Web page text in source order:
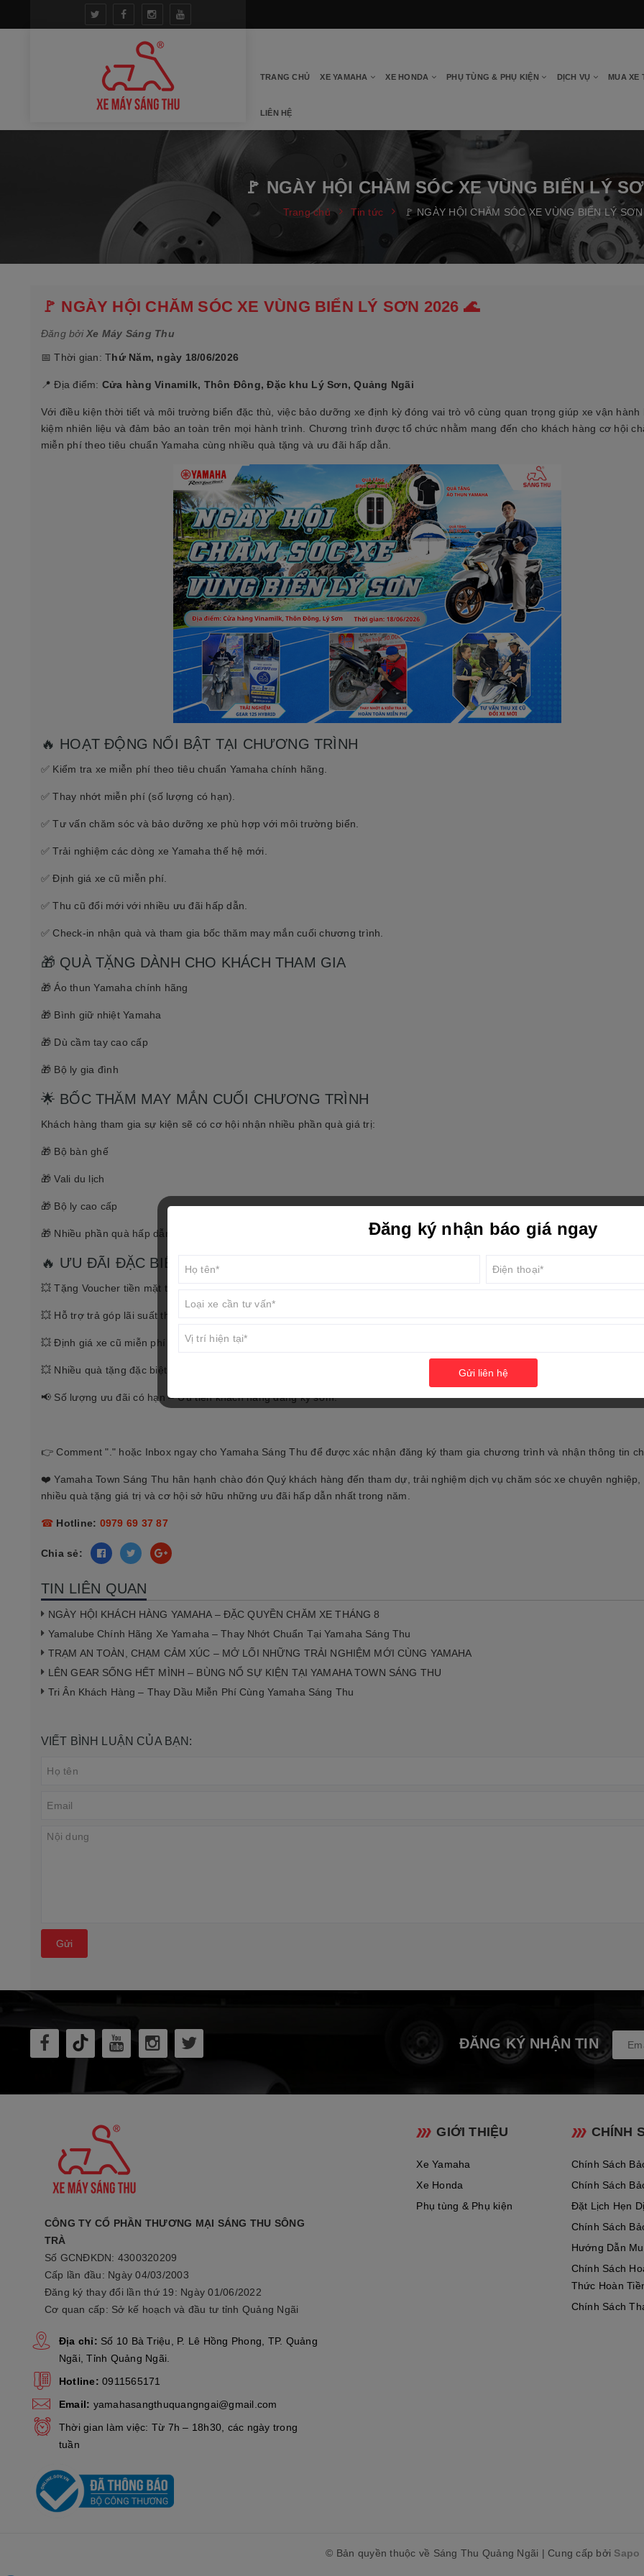
TRANG CHỦ XE YAMAHA XE HONDA PHỤ TÙNG & PHỤ KIỆN DỊCH VỤ MUA XE
LIÊN HỆ
🚩 NGÀY HỘI CHĂM SÓC XE VÙNG BIỂN LÝ
Trang chủ Tin tức 🚩 NGÀY HỘI CHĂM SÓC XE VÙNG BIỂN LÝ
🚩 NGÀY HỘI CHĂM SÓC XE VÙNG BIỂN LÝ SƠN 2026 🌊
Đăng bởiXe Máy Sáng Thu
📅 Thời gian: Thứ Năm, ngày 18/06/2026
📍 Địa điểm: Cửa hàng Vinamilk, Thôn Đông, Đặc khu Lý Sơn, Quảng Ngãi
Với điều kiện thời tiết và môi trường biển đặc thù, việc bảo dưỡng xe định kỳ đóng vai trò vô cùng quan trọng giúp xe vận hành
kiệm nhiên liệu và đảm bảo an toàn trên mọi hành trình. Chương trình được tổ chức nhằm mang đến cho khách hàng cơ hội
miễn phí theo tiêu chuẩn Yamaha cùng nhiều quà tặng và ưu đãi hấp dẫn.
🔥 HOẠT ĐỘNG NỔI BẬT TẠI CHƯƠNG TRÌNH
✅ Kiểm tra xe miễn phí theo tiêu chuẩn Yamaha chính hãng.
✅ Thay nhớt miễn phí (số lượng có hạn).
✅ Tư vấn chăm sóc và bảo dưỡng xe phù hợp với môi trường biển.
✅ Trải nghiệm các dòng xe Yamaha thế hệ mới.
✅ Định giá xe cũ miễn phí.
✅ Thu cũ đổi mới với nhiều ưu đãi hấp dẫn.
✅ Check-in nhận quà và tham gia bốc thăm may mắn cuối chương trình.
🎁 QUÀ TẶNG DÀNH CHO KHÁCH THAM GIA
🎁 Áo thun Yamaha chính hãng
🎁 Bình giữ nhiệt Yamaha
🎁 Dù cầm tay cao cấp
🎁 Bộ ly gia đình
🌟 BỐC THĂM MAY MẮN CUỐI CHƯƠNG TRÌNH
Khách hàng tham gia sự kiện sẽ có cơ hội nhận nhiều phần quà giá trị:
🎁 Bộ bàn ghế
🎁 Vali du lịch
🎁 Bộ ly cao cấp
🎁 Nhiều phần quà hấp dẫn khác
🔥 ƯU ĐÃI ĐẶC BIỆT DUY NHẤT NGÀY 18/06/2026
💥 Tặng Voucher tiền mặt trị giá lên đến
💥 Hỗ trợ trả góp lãi suất thấp.
💥 Định giá xe cũ miễn phí – Thu cũ đổi mới nhanh chóng.
💥 Nhiều quà tặng đặc biệt dành riêng cho khách hàng mua xe trong ngày hội.
📢 Số lượng ưu đãi có hạn – Ưu tiên khách hàng đăng ký sớm.
👉 Comment "." hoặc Inbox ngay cho Yamaha Sáng Thu để được xác nhận đăng ký tham gia chương trình và nhận thông tin
❤️ Yamaha Town Sáng Thu hân hạnh chào đón Quý khách hàng đến tham dự, trải nghiệm dịch vụ chăm sóc xe chuyên nghiệp,
nhiều quà tặng giá trị và cơ hội sở hữu những ưu đãi hấp dẫn nhất trong năm.
☎ Hotline: 0979 69 37 87
Chia sẻ:
TIN LIÊN QUAN
NGÀY HỘI KHÁCH HÀNG YAMAHA – ĐẶC QUYỀN CHĂM XE THÁNG 8
Yamalube Chính Hãng Xe Yamaha – Thay Nhớt Chuẩn Tại Yamaha Sáng Thu
TRẠM AN TOÀN, CHẠM CẢM XÚC – MỞ LỐI NHỮNG TRẢI NGHIỆM MỚI CÙNG YAMAHA
LÊN GEAR SỐNG HẾT MÌNH – BÙNG NỔ SỰ KIỆN TẠI YAMAHA TOWN SÁNG THU
Tri Ân Khách Hàng – Thay Dầu Miễn Phí Cùng Yamaha Sáng Thu
VIẾT BÌNH LUẬN CỦA BẠN:
Gửi
ĐĂNG KÝ NHẬN TIN
CÔNG TY CỔ PHẦN THƯƠNG MẠI SÁNG THU SÔNG
TRÀ
Số GCNĐKDN: 4300320209
Cấp lần đầu: Ngày 04/03/2003
Đăng ký thay đổi lần thứ 19: Ngày 01/06/2022
Cơ quan cấp: Sở kế hoạch và đầu tư tỉnh Quảng Ngãi
Địa chỉ: Số 10 Bà Triệu, P. Lê Hồng Phong, TP. Quảng
Ngãi, Tỉnh Quảng Ngãi.
Hotline: 0911565171
Email: yamahasangthuquangngai@gmail.com
Thời gian làm việc: Từ 7h – 18h30, các ngày trong
tuần
GIỚI THIỆU
Xe Yamaha
Xe Honda
Phụ tùng & Phụ kiện
CHÍNH
Chính Sách
Chính Sách
Đặt Lịch Hẹn
Chính Sách
Hướng Dẫn
Chính Sách
Thức Hoàn
Chính Sách
© Bản quyền thuộc về Sáng Thu Quảng Ngãi | Cung cấp bởi Sapo
Đăng ký nhận báo giá ngay
Gửi liên hệ